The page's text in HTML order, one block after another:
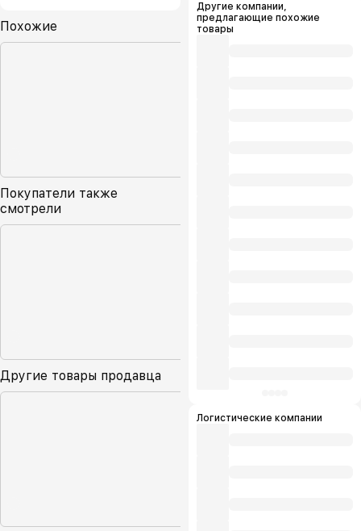
Похожие
Покупатели также
смотрели
Другие товары продавца
Другие компании,
предлагающие похожие
товары
Логистические компании